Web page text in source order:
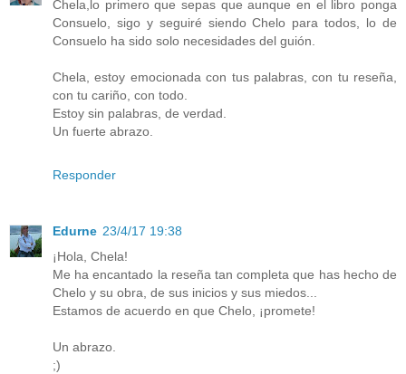
Chela,lo primero que sepas que aunque en el libro ponga
Consuelo, sigo y seguiré siendo Chelo para todos, lo de
Consuelo ha sido solo necesidades del guión.
Chela, estoy emocionada con tus palabras, con tu reseña,
con tu cariño, con todo.
Estoy sin palabras, de verdad.
Un fuerte abrazo.
Responder
Edurne 23/4/17 19:38
¡Hola, Chela!
Me ha encantado la reseña tan completa que has hecho de
Chelo y su obra, de sus inicios y sus miedos...
Estamos de acuerdo en que Chelo, ¡promete!
Un abrazo.
;)